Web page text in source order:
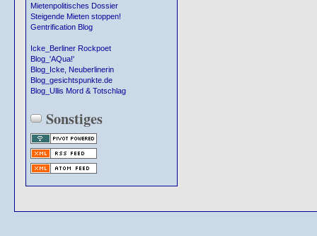
Mietenpolitisches Dossier
Steigende Mieten stoppen!
Gentrification Blog
Icke_Berliner Rockpoet
Blog_'AQua!'
Blog_Icke, Neuberlinerin
Blog_gesichtspunkte.de
Blog_Ullis Mord & Totschlag
Sonstiges